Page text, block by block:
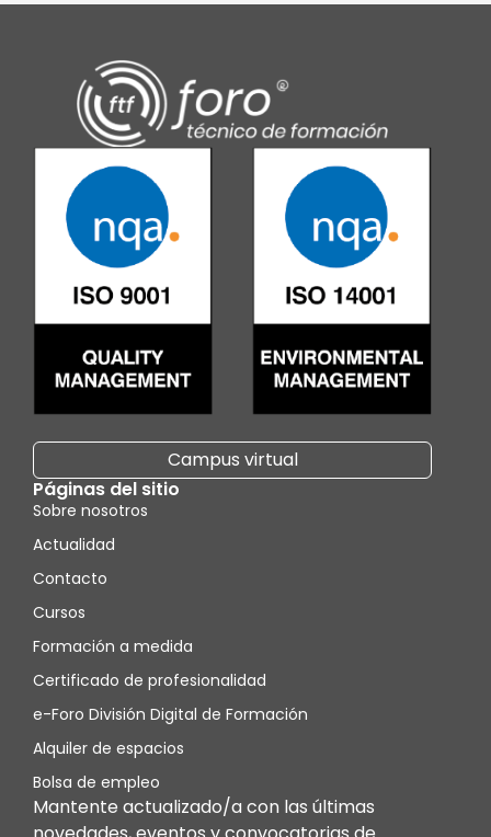
Campus virtual
Páginas del sitio
Sobre nosotros
Actualidad
Contacto
Cursos
Formación a medida
Certificado de profesionalidad
e-Foro División Digital de Formación
Alquiler de espacios
Bolsa de empleo
Mantente actualizado/a con las últimas